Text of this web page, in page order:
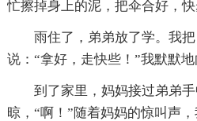
忙擦掉身上的泥，把伞合好，快
雨住了，弟弟放了学。我
说：“拿好，走快些！”我默默地
到了家里，妈妈接过弟弟
晾，“啊！”随着妈妈的惊叫声